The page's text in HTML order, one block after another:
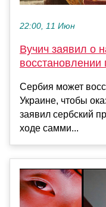
22:00, 11 Июн
Вучич заявил о
восстановлении
Сербия может
Украине, чтобы
заявил сербский
ходе самми...